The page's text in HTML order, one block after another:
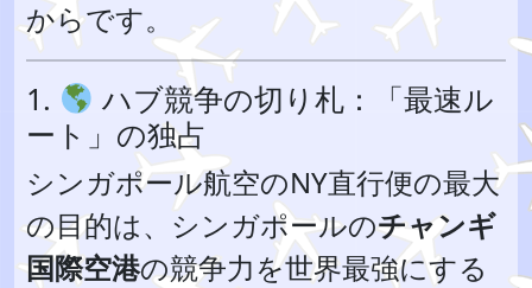
からです。
1.
ハブ競争の切り札：「最速ル
ート」の独占
シンガポール航空のNY直行便の最大
の目的は、シンガポールのチャンギ
国際空港の競争力を世界最強にする